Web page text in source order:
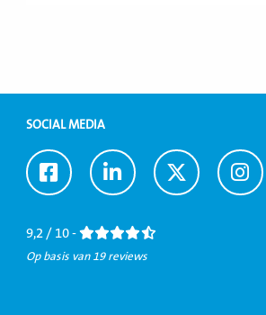
SOCIAL MEDIA
Ga
naar
Ga
naar
Ga
naar
Ga
naar
9,2 / 10 -
Op basis van 19 reviews